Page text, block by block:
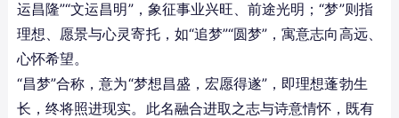
运昌隆”“文运昌明”，象征事业兴旺、前途光明；“梦”则指
理想、愿景与心灵寄托，如“追梦”“圆梦”，寓意志向高远、
心怀希望。
“昌梦”合称，意为“梦想昌盛，宏愿得遂”，即理想蓬勃生
长，终将照进现实。此名融合进取之志与诗意情怀，既有